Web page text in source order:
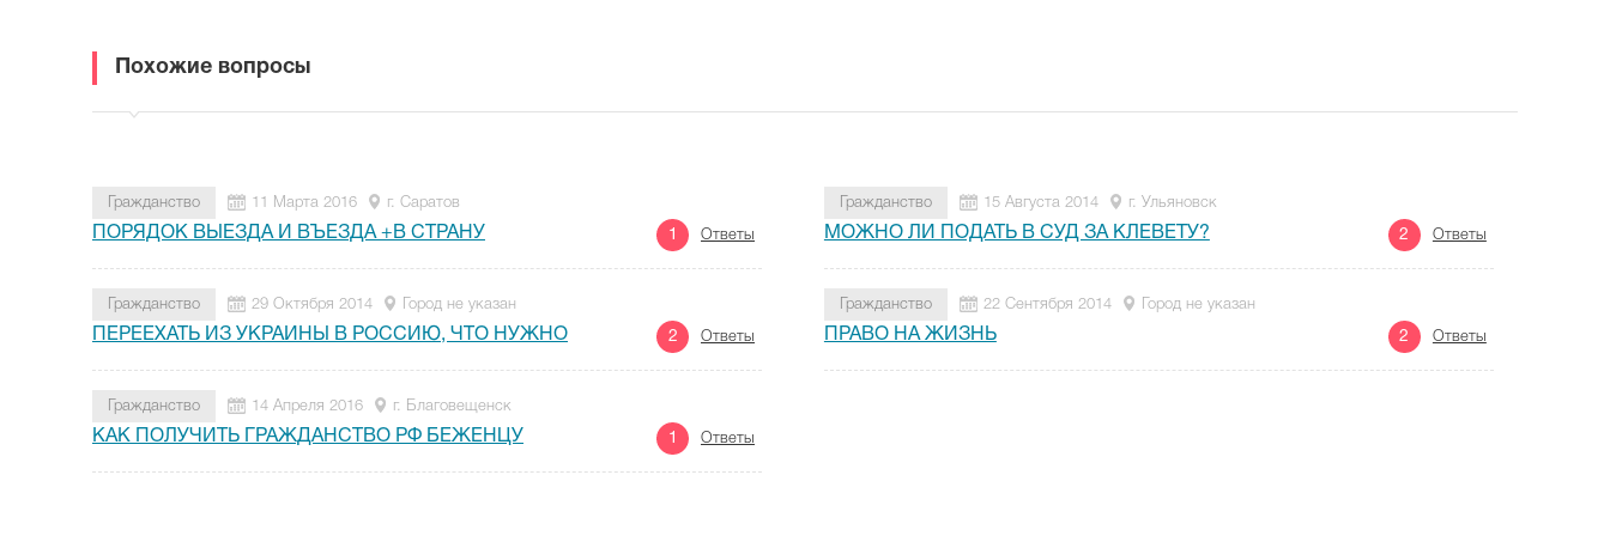
Похожие вопросы
Гражданство 11 Марта 2016 г. Саратов
ПОРЯДОК ВЫЕЗДА И ВЪЕЗДА +В СТРАНУ 1 Ответы
Гражданство 15 Августа 2014 г. Ульяновск
МОЖНО ЛИ ПОДАТЬ В СУД ЗА КЛЕВЕТУ? 2 Ответы
Гражданство 29 Октября 2014 Город не указан
ПЕРЕЕХАТЬ ИЗ УКРАИНЫ В РОССИЮ, ЧТО НУЖНО 2 Ответы
Гражданство 22 Сентября 2014 Город не указан
ПРАВО НА ЖИЗНЬ 2 Ответы
Гражданство 14 Апреля 2016 г. Благовещенск
КАК ПОЛУЧИТЬ ГРАЖДАНСТВО РФ БЕЖЕНЦУ 1 Ответы